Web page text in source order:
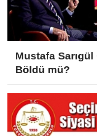
Mustafa Sarıgül
Böldü mü?